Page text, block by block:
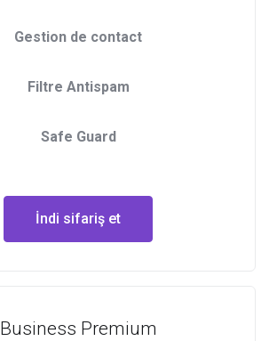
Gestion de contact
Filtre Antispam
Safe Guard
İndi sifariş et
Business Premium​